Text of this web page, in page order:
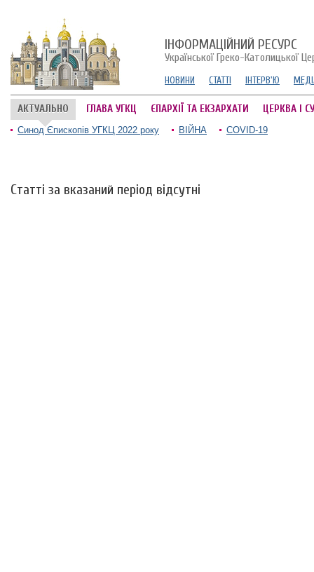
ІНФОРМАЦІЙНИЙ РЕСУРС
Української Греко-Католицької
НОВИНИ СТАТТІ ІНТЕРВ'Ю
АКТУАЛЬНО ГЛАВА УГКЦ ЄПАРХІЇ ТА ЕКЗАРХАТИ ЦЕРКВА І
Синод Єпископів УГКЦ 2022 року ВІЙНА COVID-19
Статті за вказаний період відсутні